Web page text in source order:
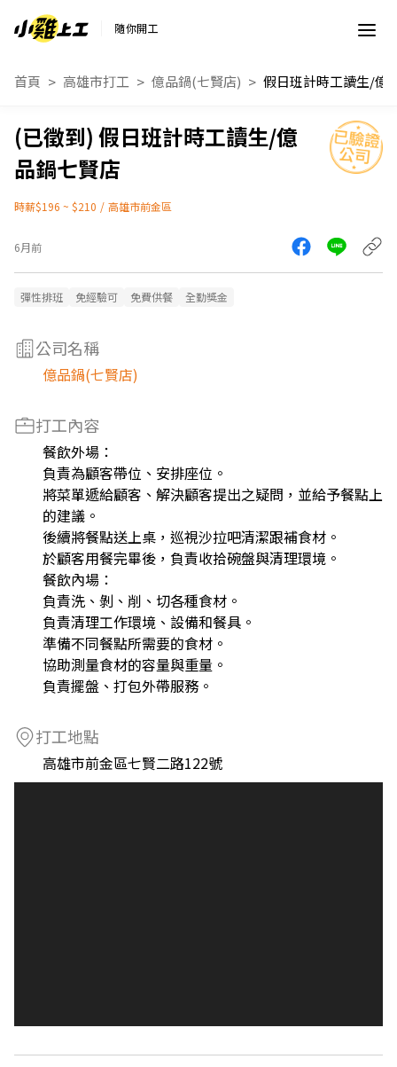
隨你開工
首頁 高雄市打工 億品鍋(七賢店)
假日班計時工讀生/億
品鍋七賢店
時薪$196 ~ $210 / 高雄市前金區
6月前
彈性排班 免經驗可 免費供餐 全勤獎金
公司名稱
億品鍋(七賢店)
打工內容
餐飲外場：
負責為顧客帶位、安排座位。
將菜單遞給顧客、解決顧客提出之疑問，並給予餐點上
的建議。
後續將餐點送上桌，巡視沙拉吧清潔跟補食材。
於顧客用餐完畢後，負責收拾碗盤與清理環境。
餐飲內場：
負責洗、剝、削、切各種食材。
負責清理工作環境、設備和餐具。
準備不同餐點所需要的食材。
協助測量食材的容量與重量。
負責擺盤、打包外帶服務。
打工地點
高雄市前金區七賢二路122號